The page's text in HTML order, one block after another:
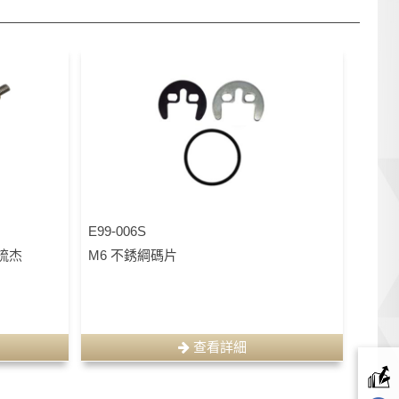
杰
E99-006S
M6 不銹綱碼片
查看詳細